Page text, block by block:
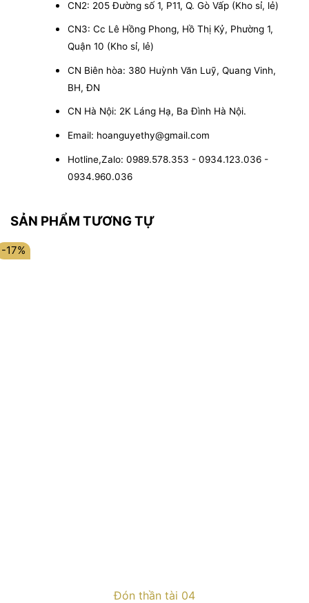
CN2: 205 Đường số 1, P11, Q. Gò Vấp (Kho sỉ, lẻ)
CN3: Cc Lê Hồng Phong, Hồ Thị Kỷ, Phường 1,
Quận 10 (Kho sỉ, lẻ)
CN Biên hòa: 380 Huỳnh Văn Luỹ, Quang Vinh,
BH, ĐN
CN Hà Nội: 2K Láng Hạ, Ba Đình Hà Nội.
Email: hoanguyethy@gmail.com
Hotline,Zalo: 0989.578.353 - 0934.123.036 -
0934.960.036
SẢN PHẨM TƯƠNG TỰ
-17%
Đón thần tài 04